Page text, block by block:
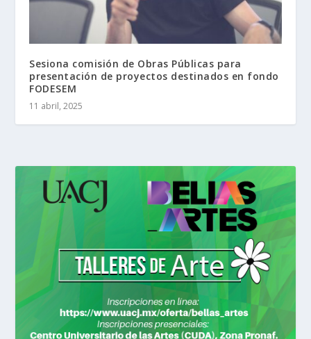
Sesiona comisión de Obras Públicas para
presentación de proyectos destinados en fondo
FODESEM
11 abril, 2025